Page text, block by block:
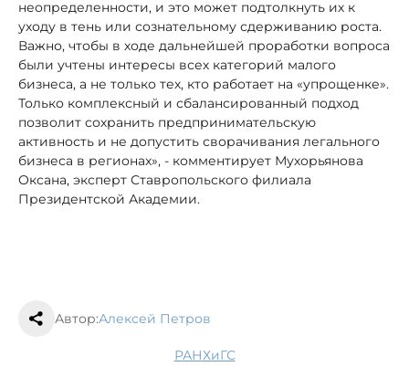
неопределенности, и это может подтолкнуть их к
уходу в тень или сознательному сдерживанию роста.
Важно, чтобы в ходе дальнейшей проработки вопроса
были учтены интересы всех категорий малого
бизнеса, а не только тех, кто работает на «упрощенке».
Только комплексный и сбалансированный подход
позволит сохранить предпринимательскую
активность и не допустить сворачивания легального
бизнеса в регионах», - комментирует Мухорьянова
Оксана, эксперт Ставропольского филиала
Президентской Академии.
Автор:Алексей Петров
РАНХиГС